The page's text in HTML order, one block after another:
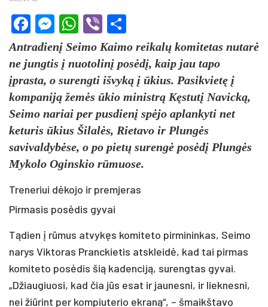
Facebook
Messenger
WhatsApp
Viber
Antradienį Seimo Kaimo reikalų komitetas nutarė
ne jungtis į nuotolinį posėdį, kaip jau tapo
įprasta, o surengti išvyką į ūkius. Pasikvietę į
kompaniją žemės ūkio ministrą Kęstutį Navicką,
Seimo nariai per pusdienį spėjo aplankyti net
keturis ūkius Šilalės, Rietavo ir Plungės
savivaldybėse, o po pietų surengė posėdį Plungės
Mykolo Oginskio rūmuose.
Treneriui dėkojo ir premjeras
Pirmasis posėdis gyvai
Tądien į rūmus atvykęs komiteto pirmininkas, Seimo
narys Viktoras Pranckietis atskleidė, kad tai pirmas
komiteto posėdis šią kadenciją, surengtas gyvai.
„Džiaugiuosi, kad čia jūs esat ir jaunesni, ir lieknesni,
nei žiūrint per kompiuterio ekraną“, – šmaikštavo